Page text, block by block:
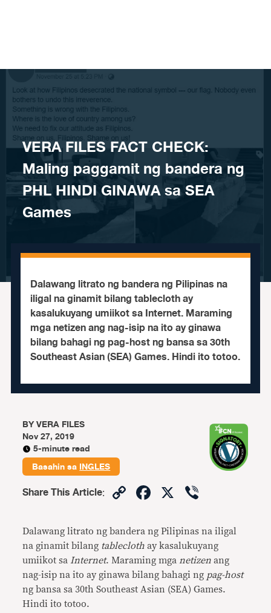
VERA FILES FACT CHECK:
Maling paggamit ng bandera ng
PHL HINDI GINAWA sa SEA
Games
Dalawang litrato ng bandera ng Pilipinas na
iligal na ginamit bilang tablecloth ay
kasalukuyang umiikot sa Internet. Maraming
mga netizen ang nag-isip na ito ay ginawa
bilang bahagi ng pag-host ng bansa sa 30th
Southeast Asian (SEA) Games. Hindi ito totoo.
BYVERA FILES
Nov 27, 2019
5-minute read
Basahin saINGLES
Share This Article: CopyFacebook
X
Dalawang litrato ng bandera ng Pilipinas na iligal
na ginamit bilang tablecloth ay kasalukuyang
umiikot sa Internet. Maraming mga netizen ang
nag-isip na ito ay ginawa bilang bahagi ng pag-host
ng bansa sa 30th Southeast Asian (SEA) Games.
Hindi ito totoo.